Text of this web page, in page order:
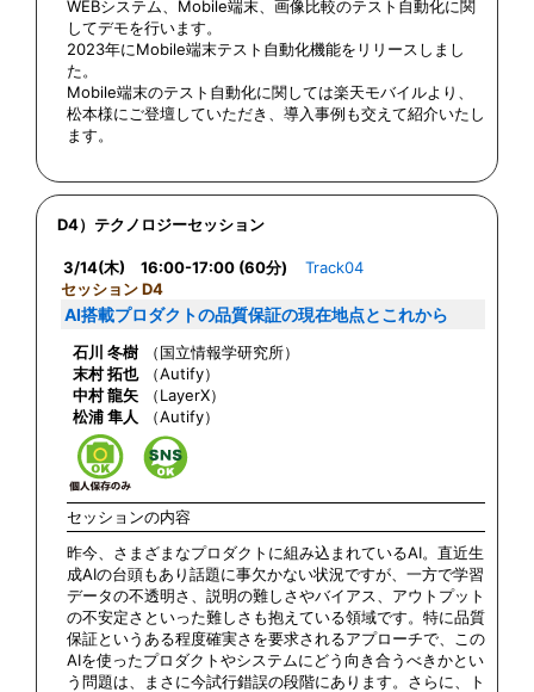
WEBシステム、Mobile端末、画像比較のテスト自動化に関
してデモを行います。
2023年にMobile端末テスト自動化機能をリリースしまし
た。
Mobile端末のテスト自動化に関しては楽天モバイルより、
松本様にご登壇していただき、導入事例も交えて紹介いたし
ます。
D4）テクノロジーセッション
3/14(木) 16:00-17:00 (60分)
Track04
セッション D4
AI搭載プロダクトの品質保証の現在地点とこれから
石川 冬樹
（国立情報学研究所）
末村 拓也
（Autify）
中村 龍矢
（LayerX）
松浦 隼人
（Autify）
セッションの内容
昨今、さまざまなプロダクトに組み込まれているAI。直近生
成AIの台頭もあり話題に事欠かない状況ですが、一方で学習
データの不透明さ、説明の難しさやバイアス、アウトプット
の不安定さといった難しさも抱えている領域です。特に品質
保証というある程度確実さを要求されるアプローチで、この
AIを使ったプロダクトやシステムにどう向き合うべきかとい
う問題は、まさに今試行錯誤の段階にあります。さらに、ト